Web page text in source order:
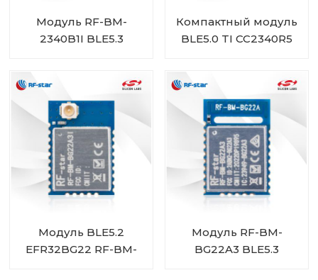
Модуль RF-BM-
2340B1I BLE5.3
Компактный модуль
BLE5.0 TI CC2340R5
Модуль BLE5.2
EFR32BG22 RF-BM-
Модуль RF-BM-
BG22A3 BLE5.3